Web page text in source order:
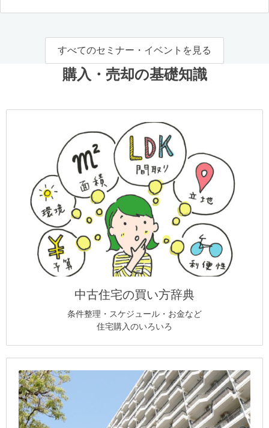
すべてのセミナー・イベントを見る
購入・売却の基礎知識
中古住宅の買い方辞典
条件整理・スケジュール・お金など
住宅購入のいろいろ